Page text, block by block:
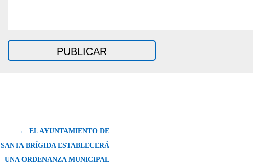
← EL AYUNTAMIENTO DE
SANTA BRÍGIDA ESTABLECERÁ
UNA ORDENANZA MUNICIPAL